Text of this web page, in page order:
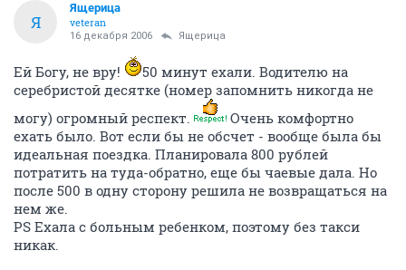
Я
Ящерица
veteran
16 декабря 2006 Ящерица
Ей Богу, не вру!
50 минут ехали. Водителю на
серебристой десятке (номер запомнить никогда не
могу) огромный респект.
Очень комфортно
ехать было. Вот если бы не обсчет - вообще была бы
идеальная поездка. Планировала 800 рублей
потратить на туда-обратно, еще бы чаевые дала. Но
после 500 в одну сторону решила не возвращаться на
нем же.
PS Ехала с больным ребенком, поэтому без такси
никак.